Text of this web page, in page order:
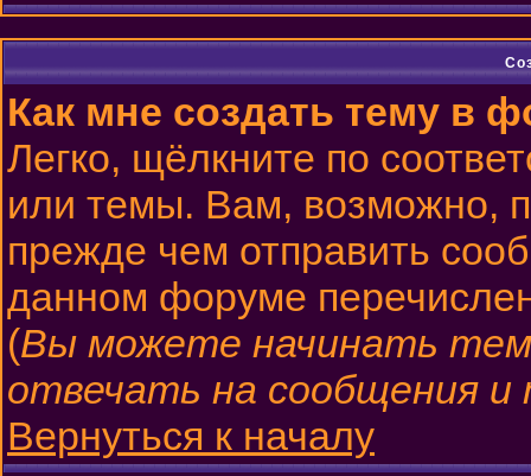
Как мне создать тему в
Легко, щёлкните по
или темы. Вам, возможно,
прежде чем отправить
данном форуме
(Вы можете начинать
отвечать на сообщения и
Вернуться к началу